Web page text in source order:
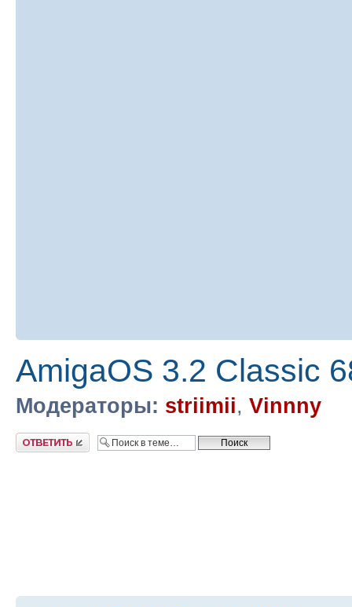
AmigaOS 3.2 Classic
Модераторы: striimii, Vinnny
Ответить